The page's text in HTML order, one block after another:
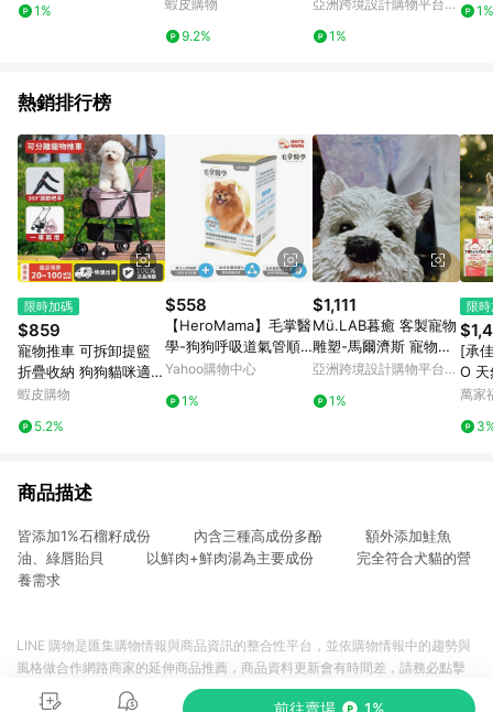
1%
物
蝦皮購物
9.2%
亞洲跨境設計購物平台
1%
1%
熱銷排行榜
限時加碼
$859
寵物推車 可拆卸提籃
折疊收納 狗狗貓咪適用
外出籠 拉桿車寵物推車
寵物推車寵物
蝦皮購物
5.2%
$558
【HeroMama】毛掌醫
學-狗狗呼吸道氣管順
暢保養粉50g/氣管保養
Yahoo購物中心
1%
$1,111
Mü.LAB暮癒 客製寵物
雕塑-馬爾濟斯 寵物客
製 寵物訂做 寵物紀念
亞洲跨境設計購物平台
1%
限
[承
O 天
美毛
犬
萬家
商品描述
皆添加1%石榴籽成份 內含三種高成份多酚 額外添加鮭魚
油、綠唇貽貝 以鮮肉+鮮肉湯為主要成份 完全符合犬貓的營
養需求
前往賣場 1%
LINE 購物是匯集購物情報與商品資訊的整合性平台，並依購物情報中的趨勢與
風格做合作網路商家的延伸商品推薦，商品資料更新會有時間差，請務必點擊
商品至各合作網路商家，確認現售價與購物條件，一切資訊以合作廠商網頁為